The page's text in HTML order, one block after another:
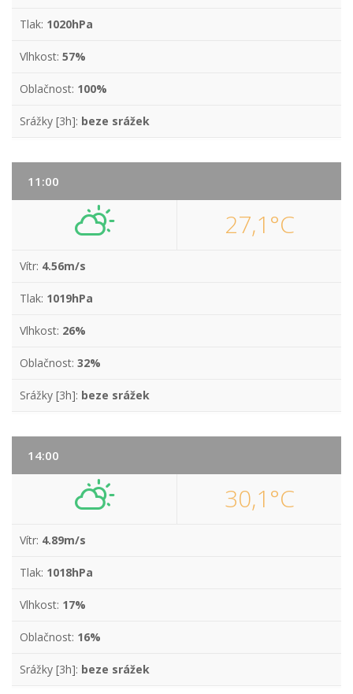
Tlak: 1020hPa
Vlhkost: 57%
Oblačnost: 100%
Srážky [3h]: beze srážek
11:00
27,1°C
Vítr: 4.56m/s
Tlak: 1019hPa
Vlhkost: 26%
Oblačnost: 32%
Srážky [3h]: beze srážek
14:00
30,1°C
Vítr: 4.89m/s
Tlak: 1018hPa
Vlhkost: 17%
Oblačnost: 16%
Srážky [3h]: beze srážek